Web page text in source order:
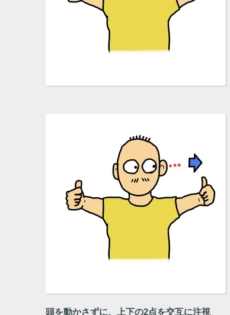
頭を動かさずに、上下の2点を交互に注視